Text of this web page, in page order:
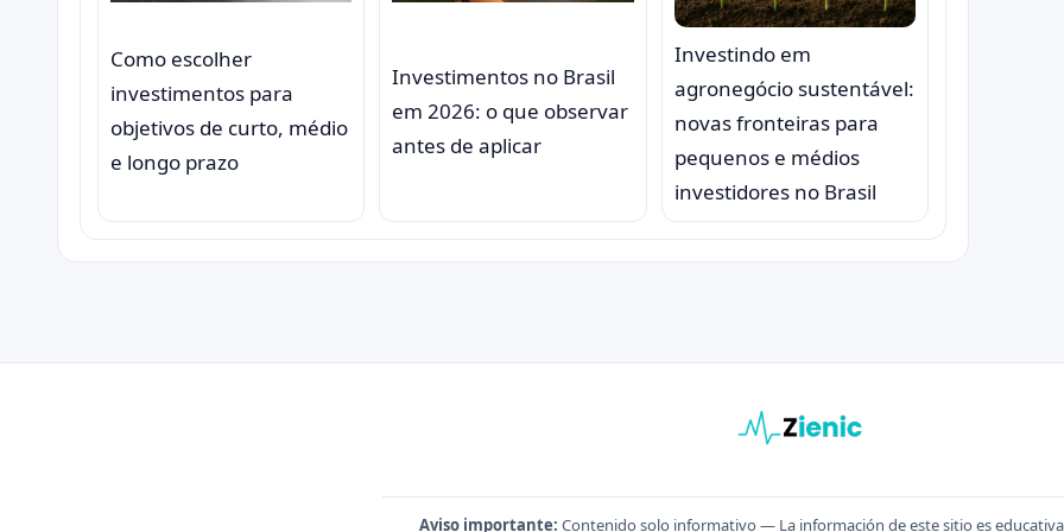
Como escolher
investimentos para
objetivos de curto, médio
e longo prazo
Investimentos no Brasil
em 2026: o que observar
antes de aplicar
Investindo em
agronegócio sustentável:
novas fronteiras para
pequenos e médios
investidores no Brasil
Aviso importante: Contenido solo informativo — La información de este sitio es